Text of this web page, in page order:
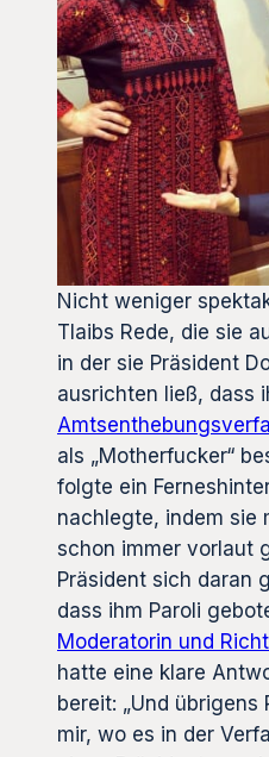
Nicht weniger
Tlaibs Rede, die sie
in der sie Präsident
ausrichten ließ, dass
als „Motherfucker“
folgte ein
nachlegte, indem sie
schon immer vorlaut
Präsident sich daran
dass ihm Paroli
Moderatorin und
hatte eine klare
bereit: „Und übrigens
mir, wo es in der